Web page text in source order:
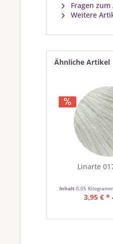
Fragen zum
Weitere
Ähnliche Artikel
Linarte
Inhalt 0.05 Kilogramm
3,95 € *